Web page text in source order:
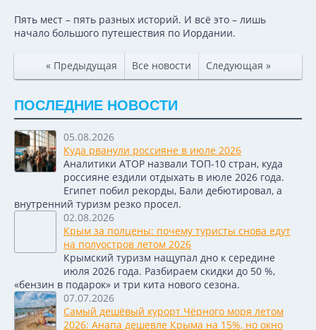
Пять мест – пять разных историй. И всё это – лишь
начало большого путешествия по Иордании.
« Предыдущая Все новости Следующая »
ПОСЛЕДНИЕ НОВОСТИ
05.08.2026
Куда рванули россияне в июле 2026
Аналитики АТОР назвали ТОП-10 стран, куда
россияне ездили отдыхать в июле 2026 года.
Египет побил рекорды, Бали дебютировал, а
внутренний туризм резко просел.
02.08.2026
Крым за полцены: почему туристы снова едут
на полуостров летом 2026
Крымский туризм нащупал дно к середине
июля 2026 года. Разбираем скидки до 50 %,
«бензин в подарок» и три кита нового сезона.
07.07.2026
Самый дешёвый курорт Чёрного моря летом
2026: Анапа дешевле Крыма на 15%, но окно